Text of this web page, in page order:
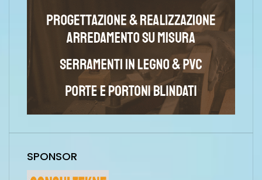
SPONSOR